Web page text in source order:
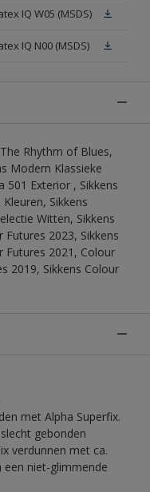
IQ W05 (MSDS)
IQ N00 (MSDS)
Rhythm of Blues,
Modern Klassieke
501 Exterior , Sikkens
Sikkens
Witten, Sikkens
Futures 2023, Sikkens
Futures 2021, Colour
2019, Sikkens Colour
met Alpha Superfix.
gebonden
verdunnen met ca.
een niet-glimmende